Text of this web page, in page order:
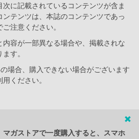
に記載されているコンテンツが含ま
テンツは、本誌のコンテンツであっ
注意ください。
容が一部異なる場合や、掲載されな
す。
場合、購入できない場合がございます
ください。
マガストアで一度購入すると、スマホ